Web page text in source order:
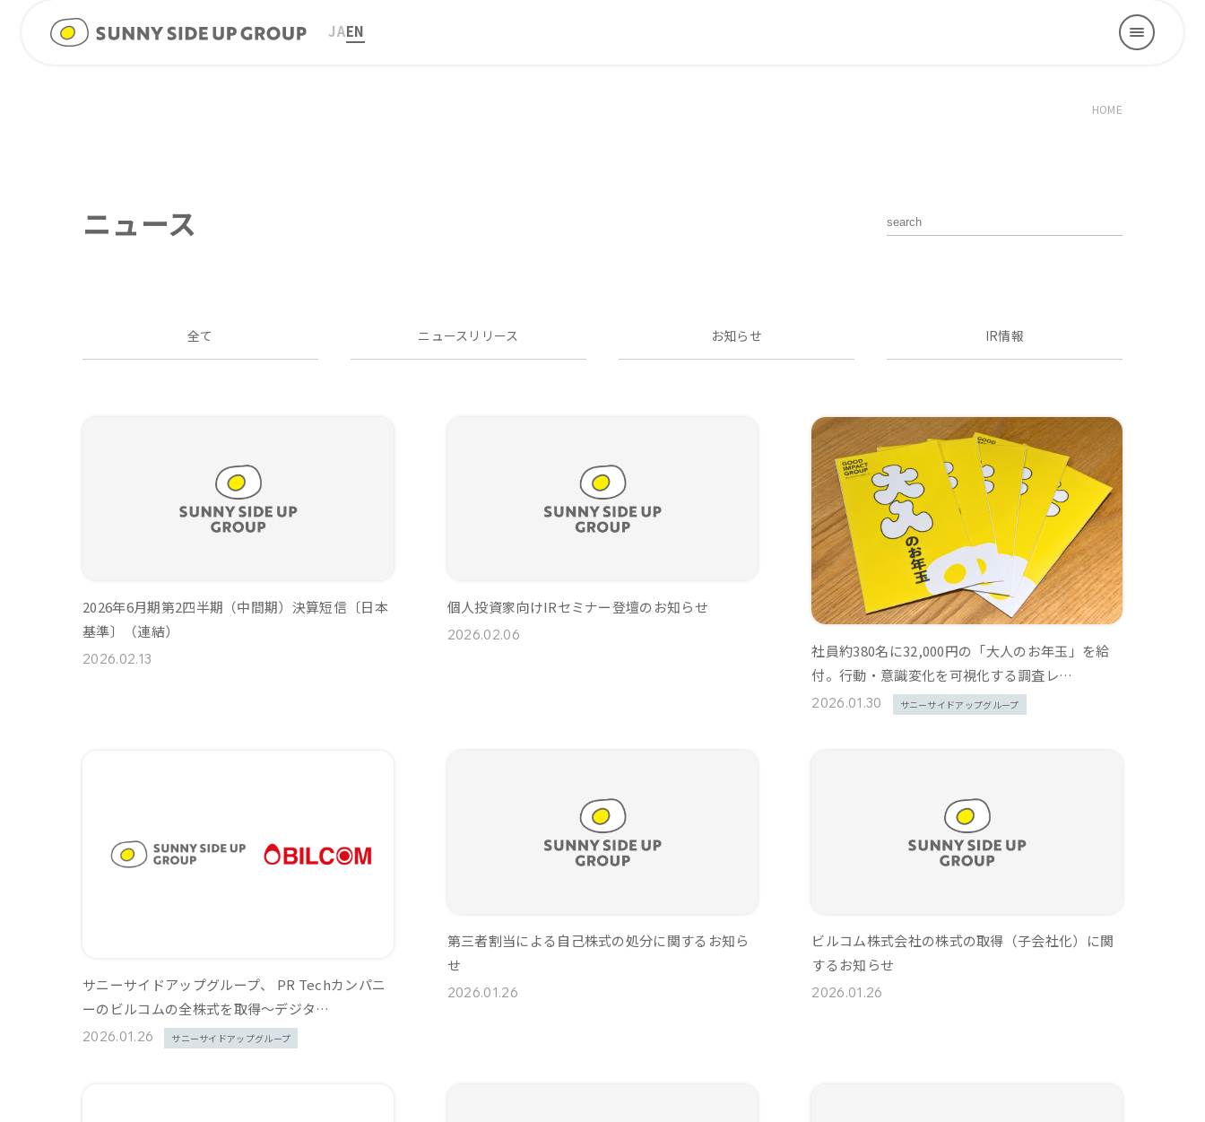
JAEN
HOME
ニュース
全て ニュースリリース お知らせ IR情報
2026年6月期第2四半期（中間期）決算短信〔日本
基準〕（連結）
2026.02.13
個人投資家向けIRセミナー登壇のお知らせ
2026.02.06
社員約380名に32,000円の「大人のお年玉」を給
付。行動・意識変化を可視化する調査レ…
2026.01.30 サニーサイドアップグループ
サニーサイドアップグループ、 PR Techカンパニ
ーのビルコムの全株式を取得〜デジタ…
2026.01.26 サニーサイドアップグループ
第三者割当による自己株式の処分に関するお知ら
せ
2026.01.26
ビルコム株式会社の株式の取得（子会社化）に関
するお知らせ
2026.01.26